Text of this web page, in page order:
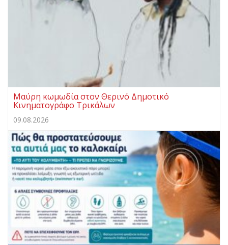
Μαύρη κωμωδία στον Θερινό Δημοτικό
Κινηματογράφο Τρικάλων
09.08.2026